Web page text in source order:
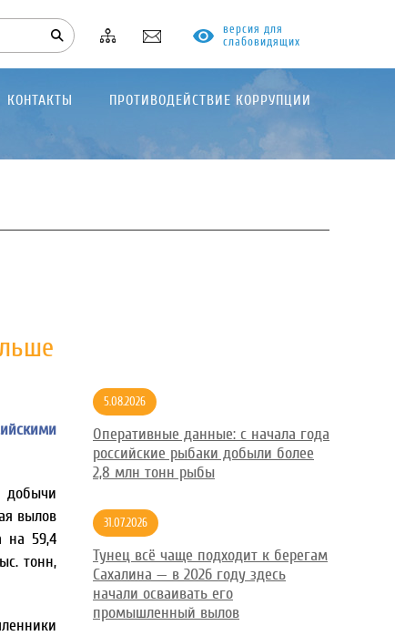
версия для
слабовидящих
КОНТАКТЫ ПРОТИВОДЕЙСТВИЕ КОРРУПЦИИ
вылов
на 59,4
тонн,
5.08.2026
Оперативные данные: с начала года
российские рыбаки добыли более
2,8 млн тонн рыбы
31.07.2026
Тунец всё чаще подходит к берегам
Сахалина — в 2026 году здесь
начали осваивать его
промышленный вылов